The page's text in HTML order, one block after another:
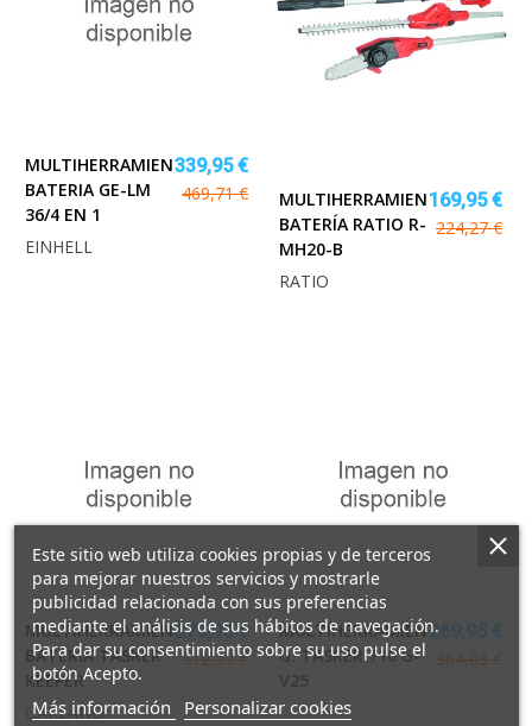
MULTIHERRAMIENTA
BATERIA GE-LM
36/4 EN 1
339,95 €
469,71 €
EINHELL
MULTIHERRAMIENTA
BATERÍA RATIO R-
MH20-B
169,95 €
224,27 €
RATIO
MULTIHERRAMIENTA
BATERIA TASKER
KEEPER
379,95 €
512,77 €
GARLAND
MULTIHERRAMIENTA
G. TASKER 710 G-
V25
269,95 €
364,03 €
Este sitio web utiliza cookies propias y de terceros
para mejorar nuestros servicios y mostrarle
publicidad relacionada con sus preferencias
mediante el análisis de sus hábitos de navegación.
Para dar su consentimiento sobre su uso pulse el
botón Acepto.
Más información
sobre
Personalizar cookies